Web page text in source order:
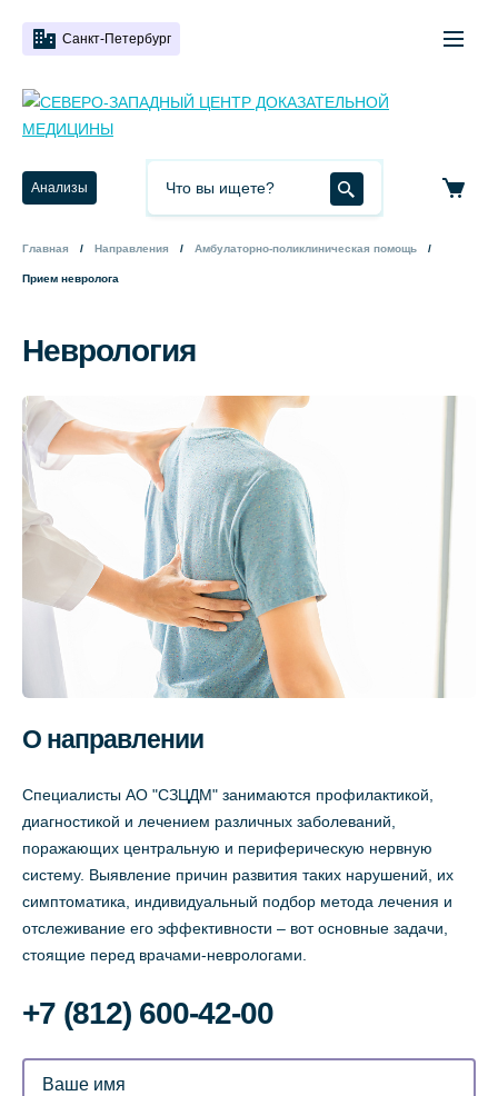
Санкт-Петербург
Анализы
Главная Направления Амбулаторно-поликлиническая помощь
Прием невролога
Неврология
О направлении
Специалисты АО "СЗЦДМ" занимаются профилактикой,
диагностикой и лечением различных заболеваний,
поражающих центральную и периферическую нервную
систему. Выявление причин развития таких нарушений, их
симптоматика, индивидуальный подбор метода лечения и
отслеживание его эффективности – вот основные задачи,
стоящие перед врачами-неврологами.
‌+7 (812) 600-42-00